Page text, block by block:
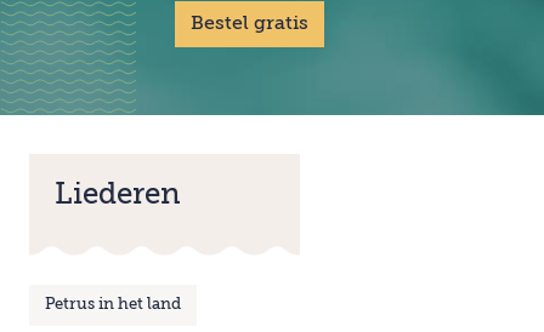
Bestel gratis
Liederen
Petrus in het land